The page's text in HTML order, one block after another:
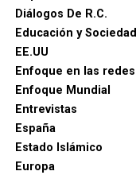
Diálogos De R.C.
Educación y Sociedad
EE.UU
Enfoque en las redes
Enfoque Mundial
Entrevistas
España
Estado Islámico
Europa